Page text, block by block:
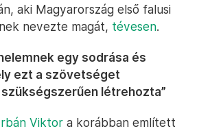
aki Magyarország első falusi
nevezte magát, tévesen.
egy sodrása és
ezt a szövetséget
létrehozta”
Viktor a korábban említett